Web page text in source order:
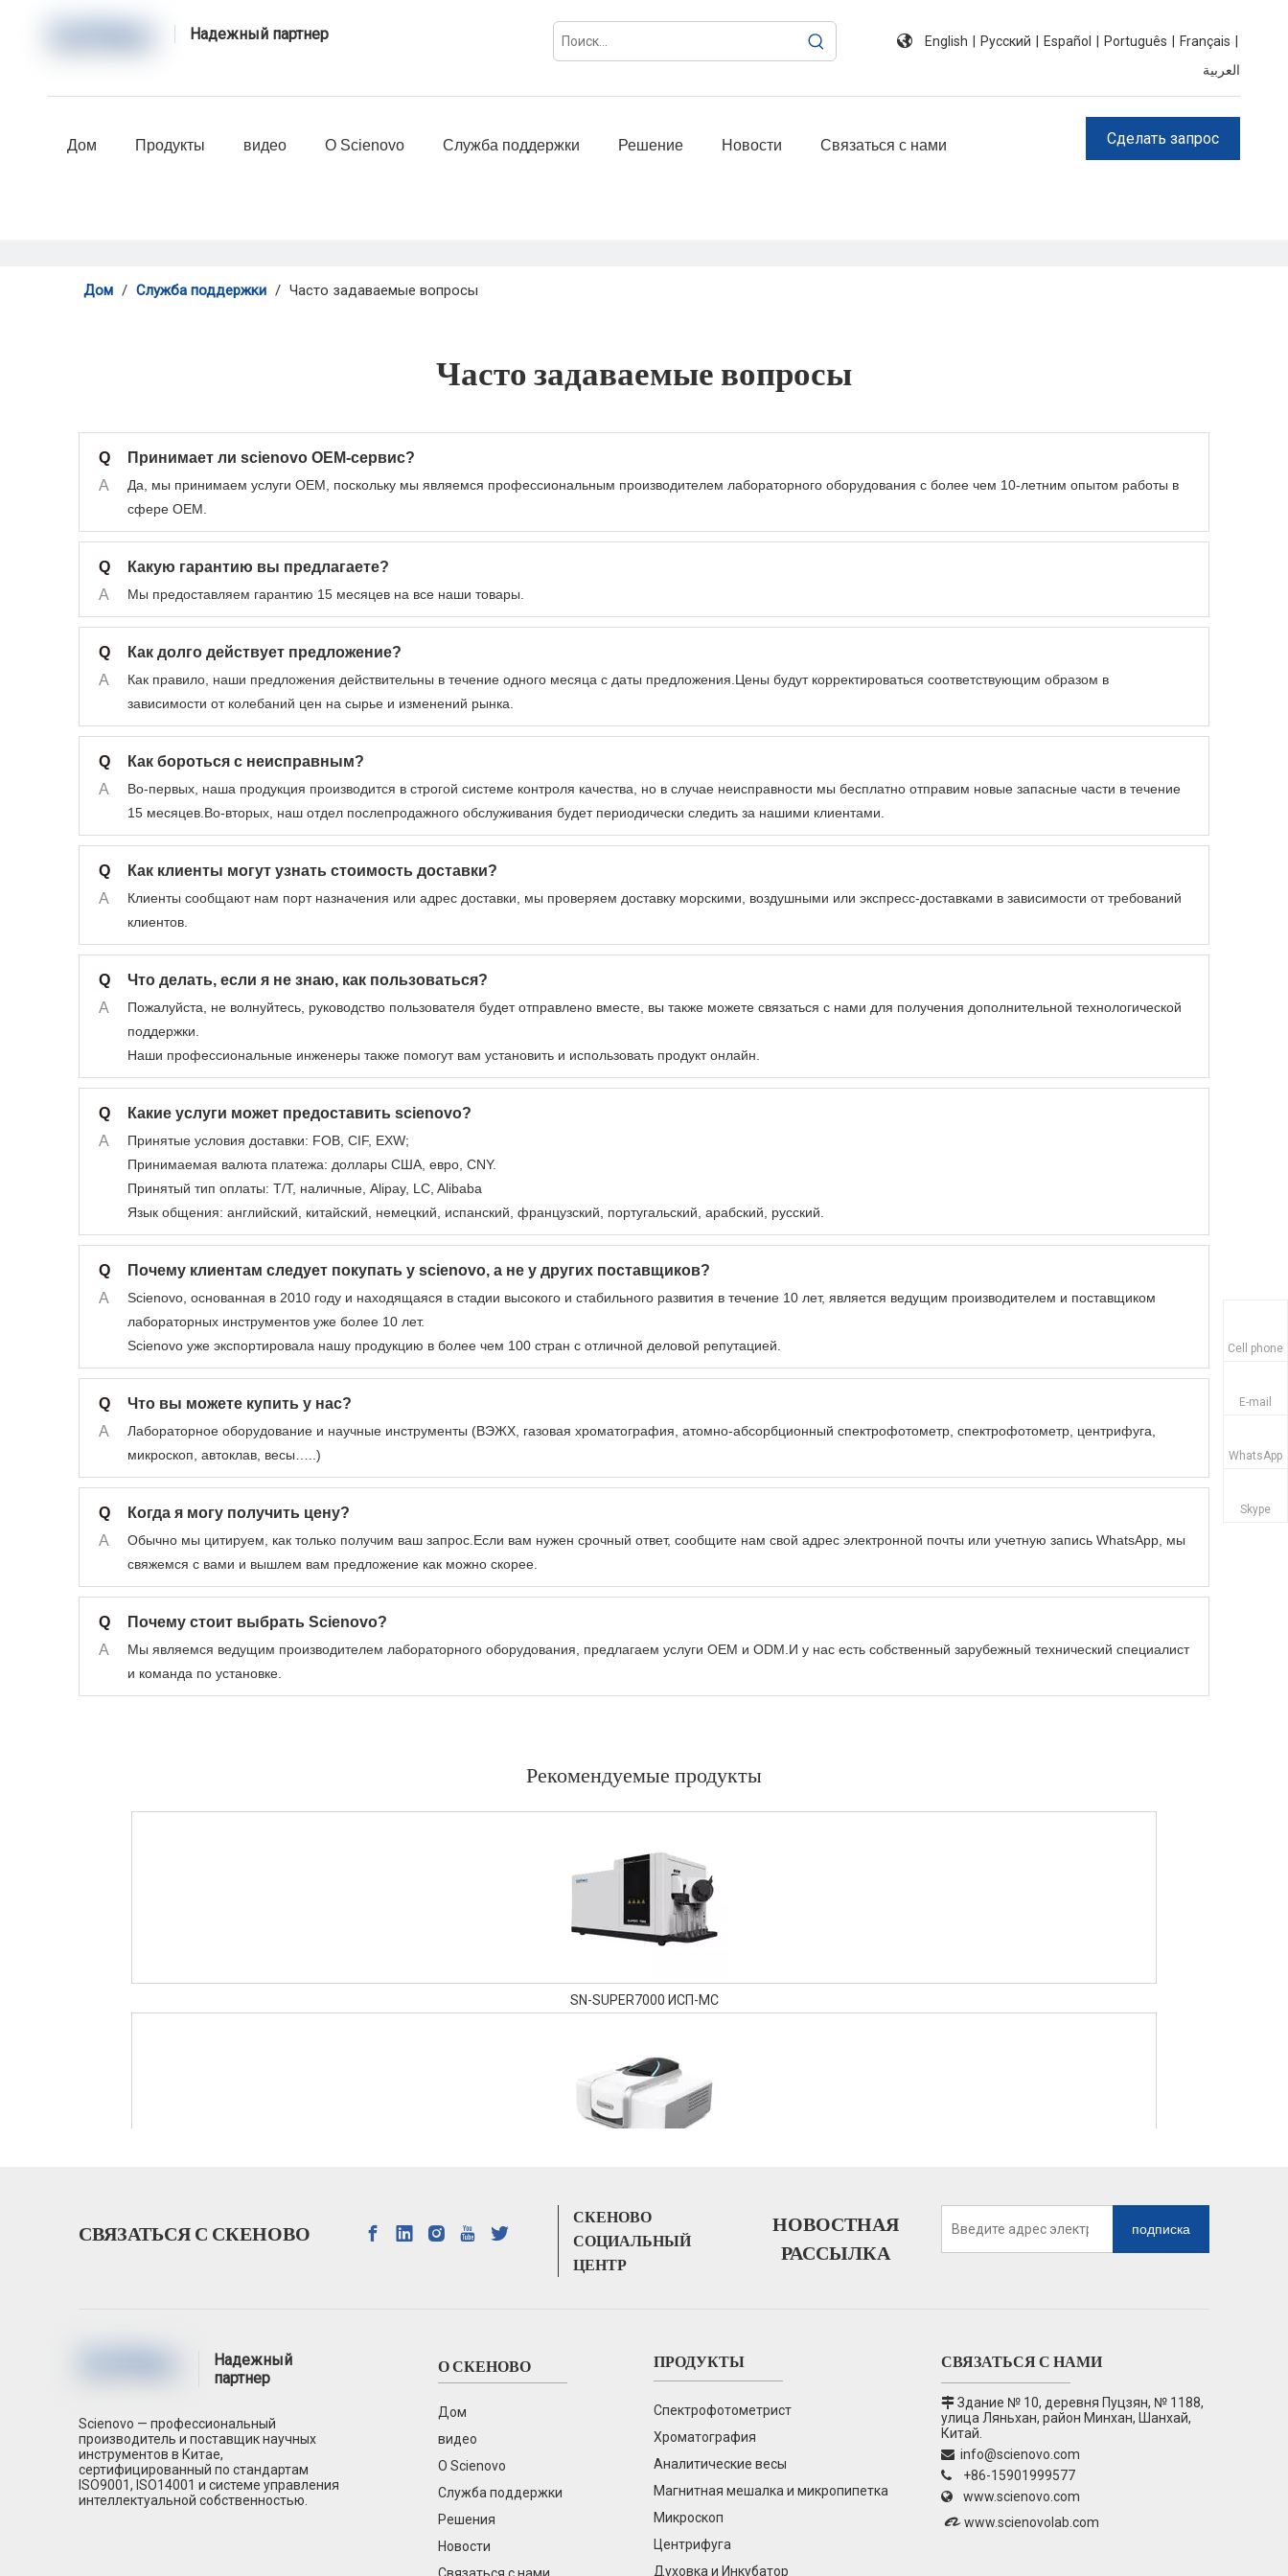
Надежный партнер English Pусский Español Português Français
العربية
Дом Продукты видео О Scienovo Служба поддержки Решение Новости Связаться с нами Сделать запрос
Дом / Служба поддержки / Часто задаваемые вопросы
Часто задаваемые вопросы
Q
Принимает ли scienovo OEM-сервис?
A
Да, мы принимаем услуги OEM, поскольку мы являемся профессиональным производителем лабораторного оборудования с более чем 10-летним опытом работы в
сфере OEM.
Q
Какую гарантию вы предлагаете?
A
Мы предоставляем гарантию 15 месяцев на все наши товары.
Q
Как долго действует предложение?
A
Как правило, наши предложения действительны в течение одного месяца с даты предложения.Цены будут корректироваться соответствующим образом в
зависимости от колебаний цен на сырье и изменений рынка.
Q
Как бороться с неисправным?
A
Во-первых, наша продукция производится в строгой системе контроля качества, но в случае неисправности мы бесплатно отправим новые запасные части в течение
15 месяцев.Во-вторых, наш отдел послепродажного обслуживания будет периодически следить за нашими клиентами.
Q
Как клиенты могут узнать стоимость доставки?
A
Клиенты сообщают нам порт назначения или адрес доставки, мы проверяем доставку морскими, воздушными или экспресс-доставками в зависимости от требований
клиентов.
Q
Что делать, если я не знаю, как пользоваться?
A
Пожалуйста, не волнуйтесь, руководство пользователя будет отправлено вместе, вы также можете связаться с нами для получения дополнительной технологической
поддержки.
Наши профессиональные инженеры также помогут вам установить и использовать продукт онлайн.
Q
Какие услуги может предоставить scienovo?
A
Принятые условия доставки: FOB, CIF, EXW;
Принимаемая валюта платежа: доллары США, евро, CNY.
Принятый тип оплаты: T/T, наличные, Alipay, LC, Alibaba
Язык общения: английский, китайский, немецкий, испанский, французский, португальский, арабский, русский.
Q
Почему клиентам следует покупать у scienovo, а не у других поставщиков?
A
Scienovo, основанная в 2010 году и находящаяся в стадии высокого и стабильного развития в течение 10 лет, является ведущим производителем и поставщиком
лабораторных инструментов уже более 10 лет.
Scienovo уже экспортировала нашу продукцию в более чем 100 стран с отличной деловой репутацией.
Q
Что вы можете купить у нас?
A
Лабораторное оборудование и научные инструменты (ВЭЖХ, газовая хроматография, атомно-абсорбционный спектрофотометр, спектрофотометр, центрифуга,
микроскоп, автоклав, весы…..)
Q
Когда я могу получить цену?
A
Обычно мы цитируем, как только получим ваш запрос.Если вам нужен срочный ответ, сообщите нам свой адрес электронной почты или учетную запись WhatsApp, мы
свяжемся с вами и вышлем вам предложение как можно скорее.
Q
Почему стоит выбрать Scienovo?
A
Мы являемся ведущим производителем лабораторного оборудования, предлагаем услуги OEM и ODM.И у нас есть собственный зарубежный технический специалист
и команда по установке.
Рекомендуемые продукты
SN-SUPER7000 ИСП-МС
Атомно-абсорбционный спектрофотометр с графитовой печью SN-AAS810F
СВЯЗАТЬСЯ С СКЕНОВО
СКЕНОВО
СОЦИАЛЬНЫЙ
ЦЕНТР
НОВОСТНАЯ
РАССЫЛКА
подписка
Надежный
партнер
Scienovo — профессиональный
производитель и поставщик научных
инструментов в Китае,
сертифицированный по стандартам
ISO9001, ISO14001 и системе управления
интеллектуальной собственностью.
Cell phone
E-mail
WhatsApp
Skype
О СКЕНОВО
Дом
видео
О Scienovo
Служба поддержки
Решения
Новости
ПРОДУКТЫ
Спектрофотометрист
Хроматография
Аналитические весы
Магнитная мешалка и микропипетка
Микроскоп
Центрифуга
Духовка и Инкубатор
СВЯЗАТЬСЯ С НАМИ
Здание № 10, деревня Пуцзян, № 1188,
улица Ляньхан, район Минхан, Шанхай,
Китай.
info@scienovo.com
 +86-15901999577
 www.scienovo.com
www.scienovolab.com